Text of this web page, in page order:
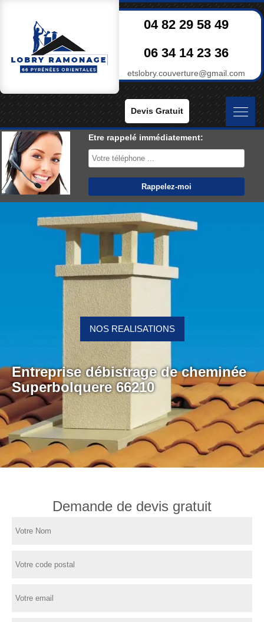
04 82 29 58 49
06 34 14 23 36
etslobry.couverture@gmail.com
Devis Gratuit
Etre rappelé immédiatement:
Entreprise débistrage de cheminée
Superbolquere 66210
NOS REALISATIONS
Demande de devis gratuit